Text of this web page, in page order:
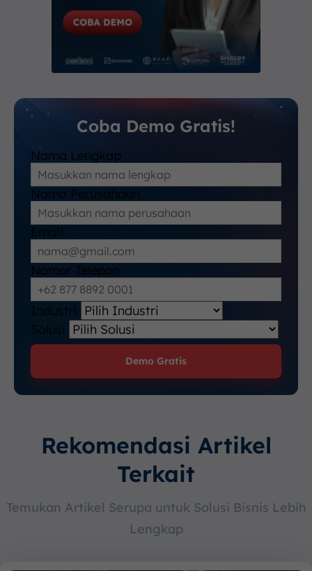
Coba Demo Gratis!
Nama Lengkap
Nama Perusahaan
Email
Nomor Telepon
Industri
Solusi
Demo Gratis
Rekomendasi Artikel
Terkait
Temukan Artikel Serupa untuk Solusi Bisnis Lebih
Lengkap